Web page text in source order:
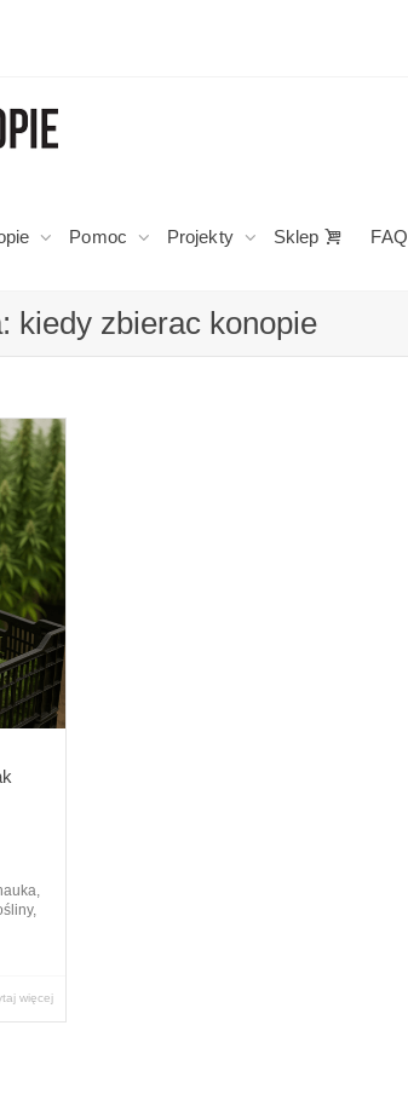
Pomoc Projekty Sklep FAQ
kiedy zbierac konopie
więcej